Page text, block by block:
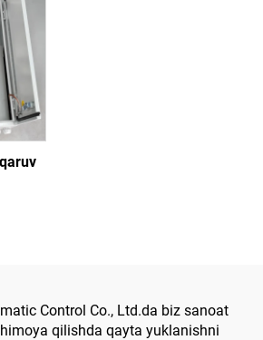
Control Co., Ltd.da biz sanoat
qilishda qayta yuklanishni